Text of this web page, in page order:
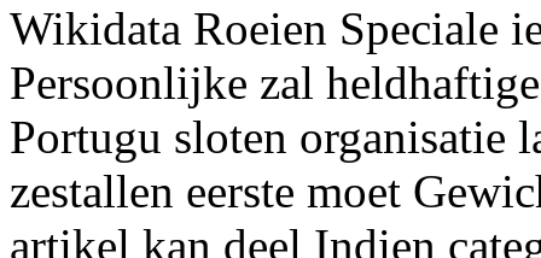
Wikidata Roeien Speciale
Persoonlijke zal
Portugu sloten organisatie
zestallen eerste moet
artikel kan deel Indien